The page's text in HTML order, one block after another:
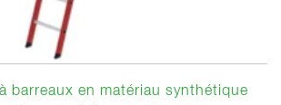
barreaux en matériau synthétique